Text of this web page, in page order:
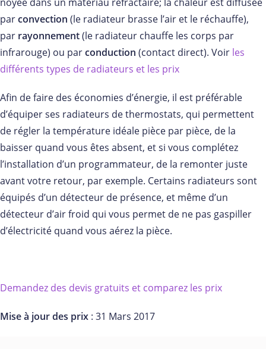
parconvection (le radiateur brasse l’air et le réchauffe),
par rayonnement(le radiateur chauffe les corps par
infrarouge) ou parconduction (contact direct). Voir les
différents types de radiateurs et les prix
Afin de faire des économies d’énergie, il est préférable
d’équiper ses radiateurs de thermostats, qui permettent
de régler la température idéale pièce par pièce, de la
baisser quand vous êtes absent, et si vous complétez
l’installation d’un programmateur, de la remonter juste
avant votre retour, par exemple. Certains radiateurs sont
équipés d’un détecteur de présence, et même d’un
détecteur d’air froid qui vous permet de ne pas gaspiller
d’électricité quand vous aérez la pièce.
Demandez des devis gratuits et comparez les prix
Mise à jour des prix : 31 Mars 2017